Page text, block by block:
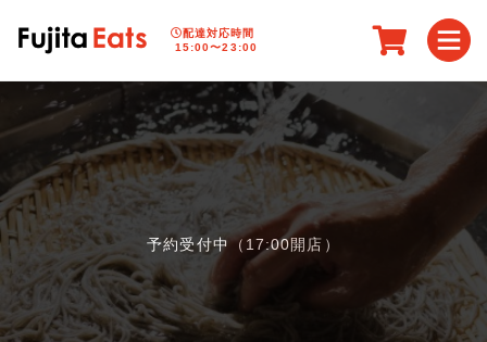
配達対応時間
15:00〜23:00
予約受付中（17:00開店）